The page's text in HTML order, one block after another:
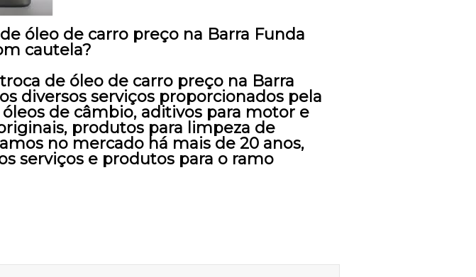
óleo de carro preço na Barra Funda
cautela?
de óleo de carro preço na Barra
diversos serviços proporcionados pela
óleos de câmbio, aditivos para motor e
produtos para limpeza de
no mercado há mais de 20 anos,
serviços e produtos para o ramo